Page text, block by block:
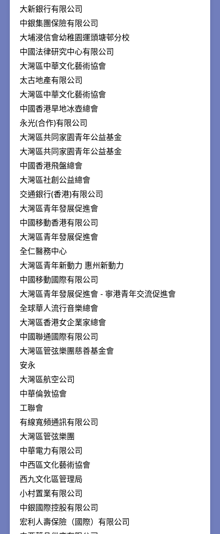
大新銀行有限公司
中銀集團保險有限公司
大埔浸信會幼稚園運頭塘邨分校
中國法律研究中心有限公司
大灣區中華文化藝術協會
太古地產有限公司
大灣區中華文化藝術協會
中國香港旱地冰壺總會
永光(合作)有限公司
大灣區共同家園青年公益基金
大灣區共同家園青年公益基金
中國香港飛盤總會
大灣區社創公益總會
交通銀行(香港)有限公司
大灣區青年發展促進會
中國移動香港有限公司
大灣區青年發展促進會
全仁醫務中心
大灣區青年新動力 惠州新動力
中國移動國際有限公司
大灣區青年發展促進會 - 寧港青年交流促進會
全球華人流行音樂總會
大灣區香港女企業家總會
中國聯通國際有限公司
大灣區管弦樂團慈善基金會
安永
大灣區航空公司
中華倫敦協會
工聯會
有線寬頻通訊有限公司
大灣區管弦樂團
中華電力有限公司
中西區文化藝術協會
西九文化區管理局
小村置業有限公司
中銀國際控股有限公司
宏利人壽保險（國際）有限公司